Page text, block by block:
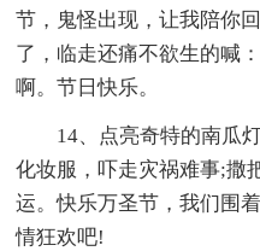
节，鬼怪出现，让我陪你
了，临走还痛不欲生的喊
啊。节日快乐。
14、点亮奇特的南瓜
化妆服，吓走灾祸难事;撒
运。快乐万圣节，我们围
情狂欢吧!